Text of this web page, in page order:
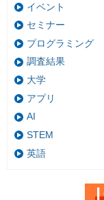
イベント
セミナー
プログラミング
調査結果
大学
アプリ
AI
STEM
英語